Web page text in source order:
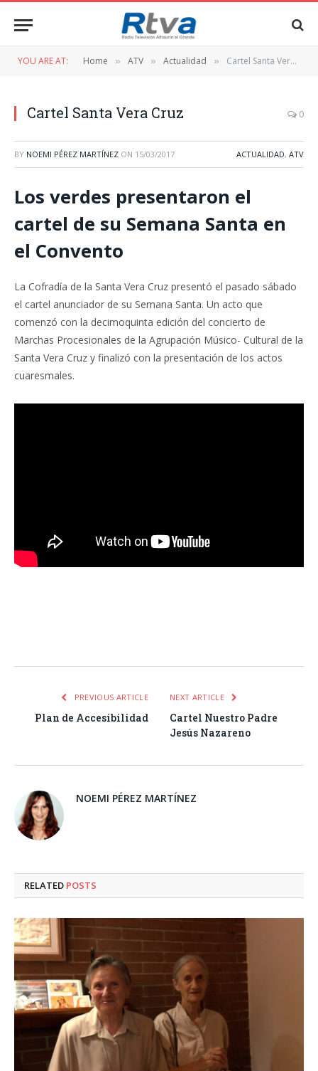
YOU ARE AT: Home » ATV » Actualidad » Cartel Santa Vera Cruz
Cartel Santa Vera Cruz 0
BY NOEMI PÉREZ MARTÍNEZ ON 15/03/2017 ACTUALIDAD, ATV
Los verdes presentaron el
cartel de su Semana Santa en
el Convento
La Cofradía de la Santa Vera Cruz presentó el pasado sábado
el cartel anunciador de su Semana Santa. Un acto que
comenzó con la decimoquinta edición del concierto de
Marchas Procesionales de la Agrupación Músico- Cultural de la
Santa Vera Cruz y finalizó con la presentación de los actos
cuaresmales.
PREVIOUS ARTICLE
Plan de Accesibilidad
NEXT ARTICLE
Cartel Nuestro Padre
Jesús Nazareno
NOEMI PÉREZ MARTÍNEZ
RELATED POSTS